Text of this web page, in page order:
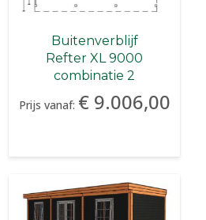
Buitenverblijf
Refter XL 9000
combinatie 2
Prijs vanaf: € 9.006,00